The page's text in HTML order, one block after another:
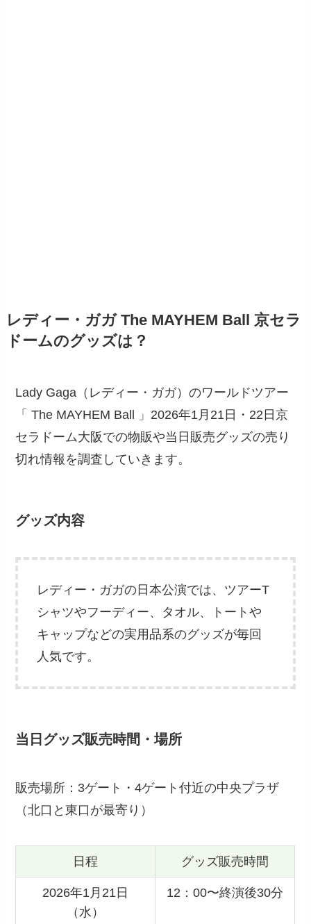
レディー・ガガ The MAYHEM Ball 京セラ
ドームのグッズは？
Lady Gaga（レディー・ガガ）のワールドツアー
「 The MAYHEM Ball 」2026年1月21日・22日京
セラドーム大阪での物販や当日販売グッズの売り
切れ情報を調査していきます。
グッズ内容
レディー・ガガの日本公演では、ツアーT
シャツやフーディー、タオル、トートや
キャップなどの実用品系のグッズが毎回
人気です。
当日グッズ販売時間・場所
販売場所：3ゲート・4ゲート付近の中央プラザ
（北口と東口が最寄り）
日程 グッズ販売時間
2026年1月21日
（水）
12：00〜終演後30分